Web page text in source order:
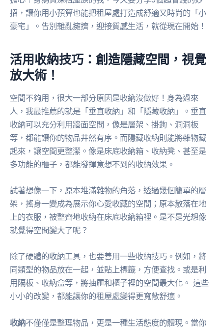
招，讓你用小預算也能把租屋處打造成舒適又時尚的「小
豪宅」。告別雜亂擁擠，迎接質感生活，就從現在開始！
活用收納技巧：創造隱藏空間，視覺
放大術！
空間不夠用，很大一部分原因是收納沒做好！身為過來
人，我最推薦的就是「垂直收納」和「隱藏收納」。垂直
收納可以充分利用牆面空間，像是層架、掛鉤、洞洞板
等，都能讓你的物品井然有序。而隱藏收納則能將雜物藏
起來，讓空間更整潔。像是床底收納箱、收納凳、甚至是
多功能的櫃子，都能發揮意想不到的收納效果。
試著想像一下，原本堆滿雜物的角落，透過幾個簡單的層
架，搖身一變成為展示你心愛收藏的空間；原本散落在地
上的衣服，被整齊地收納在床底收納箱裡。是不是光想像
就覺得空間變大了呢？
除了硬體的收納工具，也要善用一些收納技巧。例如，將
同類型的物品放在一起，並貼上標籤，方便查找。或是利
用隔板、收納盒等，將抽屜和櫃子裡的空間最大化。 這些
小小的改變，都能讓你的租屋處變得更寬敞舒適。
收納不僅僅是整理物品，更是一種生活態度的體現。當你